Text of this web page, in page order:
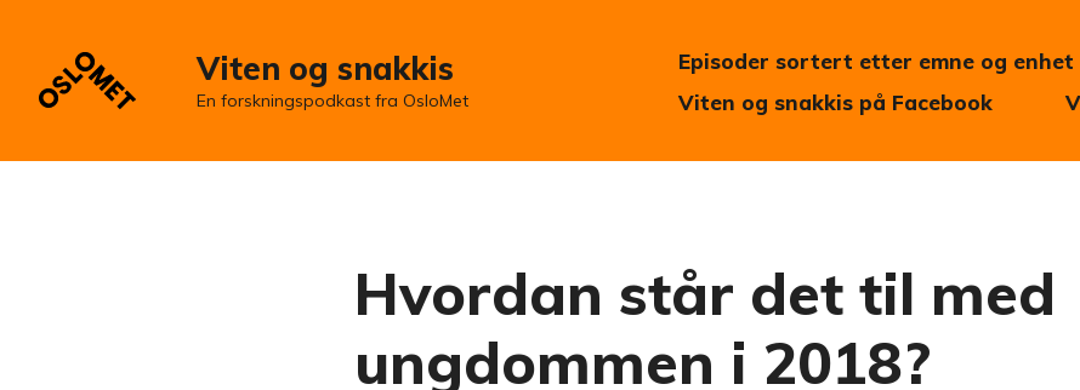
Viten og snakkis
En forskningspodkast fra OsloMet
Episoder sortert etter emne og enhet
Viten og snakkis på Facebook
Hvordan står det til med
ungdommen i 2018?